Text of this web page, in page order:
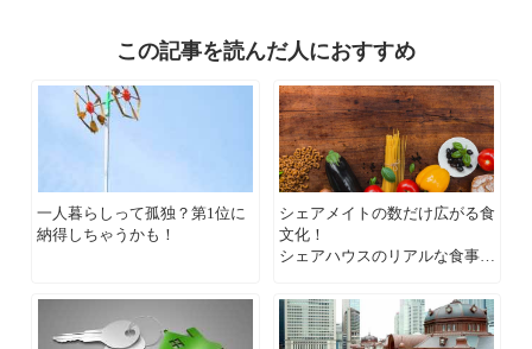
この記事を読んだ人におすすめ
一人暮らしって孤独？第1位に
納得しちゃうかも！
シェアメイトの数だけ広がる食
文化！
シェアハウスのリアルな食事シ